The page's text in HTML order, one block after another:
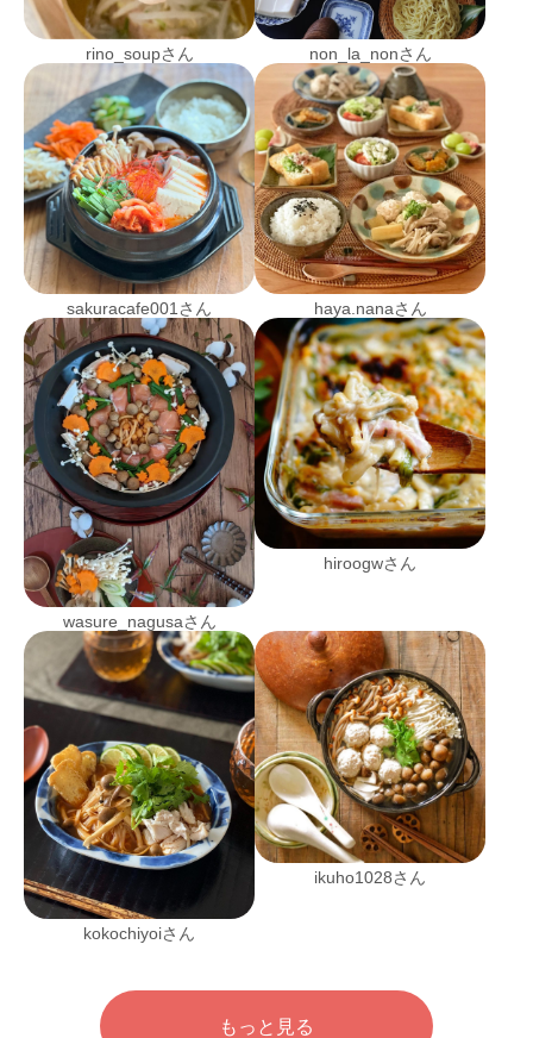
rino_soupさん non_la_nonさん
sakuracafe001さん haya.nanaさん
wasure_nagusaさん
hiroogwさん
kokochiyoiさん
ikuho1028さん
もっと見る